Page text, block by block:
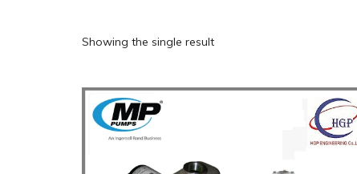
Showing the single result